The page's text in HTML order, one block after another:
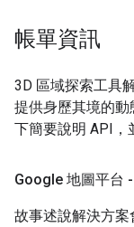
帳單資訊
3D 區域探索工具
提供身歷其境的
下簡要說明 API，
Google 地圖平台 -
故事述說解決方